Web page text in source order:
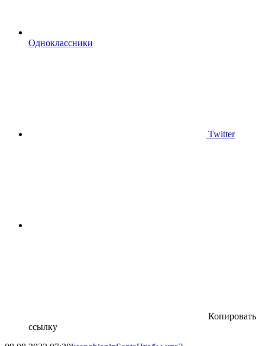
Одноклассники
Twitter
Копировать
ссылку